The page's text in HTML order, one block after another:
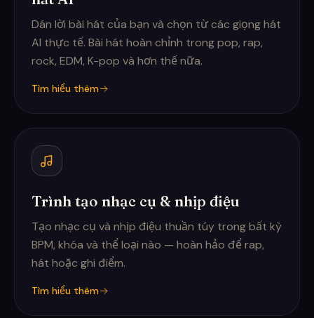
Dán lời bài hát của bạn và chọn từ các giọng hát
AI thực tế. Bài hát hoàn chỉnh trong pop, rap,
rock, EDM, K-pop và hơn thế nữa.
Tìm hiểu thêm
Trình tạo nhạc cụ & nhịp điệu
Tạo nhạc cụ và nhịp điệu thuần túy trong bất kỳ
BPM, khóa và thể loại nào — hoàn hảo để rap,
hát hoặc ghi điểm.
Tìm hiểu thêm